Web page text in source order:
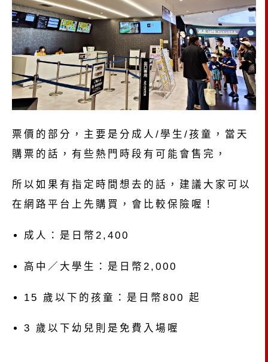
票價的部分，主要是分成人/學生/孩童，當天
購票的話，有些熱門時段有可能會售完，
所以如果有指定時間想去的話，建議大家可以
在網路平台上先購買，會比較保險喔！
成人：是日幣2,400
高中／大學生：是日幣2,000
15 歲以下的孩童：是日幣800 起
3 歲以下幼兒則是免費入場喔